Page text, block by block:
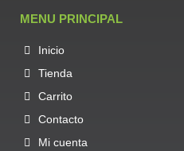
MENU PRINCIPAL
Inicio
Tienda
Carrito
Contacto
Mi cuenta